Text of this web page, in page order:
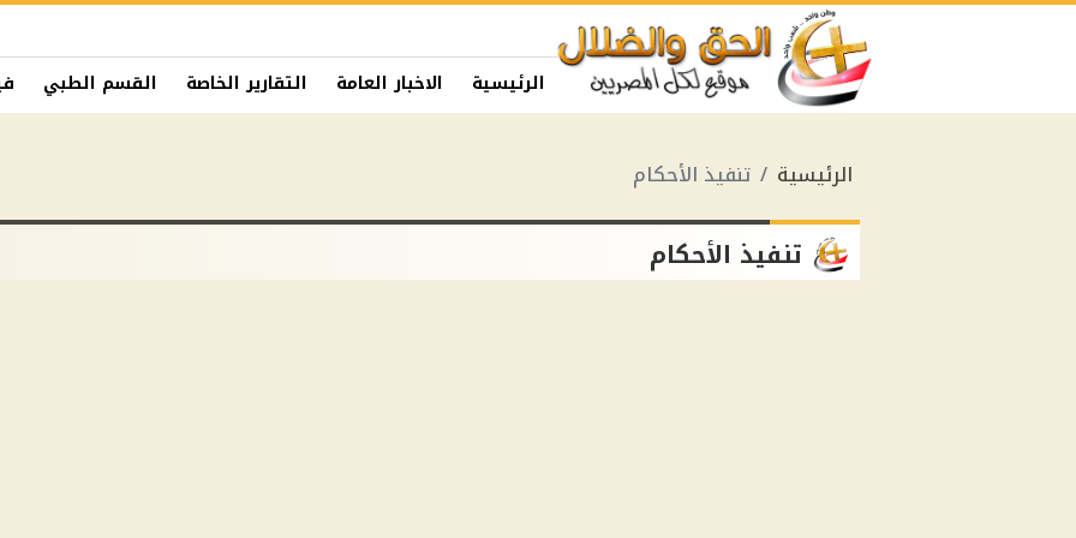
الرئيسية الاخبار العامة التقارير الخاصة القسم الطبي
الرئيسية تنفيذ الأحكام
تنفيذ الأحكام